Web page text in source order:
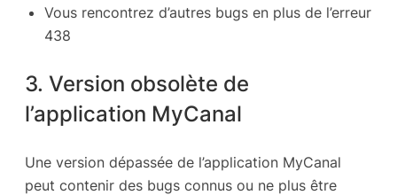
Vous rencontrez d’autres bugs en plus de l’erreur
438
3. Version obsolète de
l’application MyCanal
Une version dépassée de l’application MyCanal
peut contenir des bugs connus ou ne plus être